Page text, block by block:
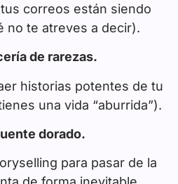
correos están siendo
no te atreves a decir).
de rarezas.
historias potentes de tu
una vida “aburrida”).
dorado.
para pasar de la